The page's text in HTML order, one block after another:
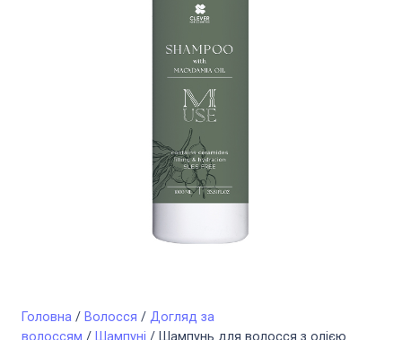
Головна / Волосся / Догляд за
волоссям / Шампуні / Шампунь для волосся з олією